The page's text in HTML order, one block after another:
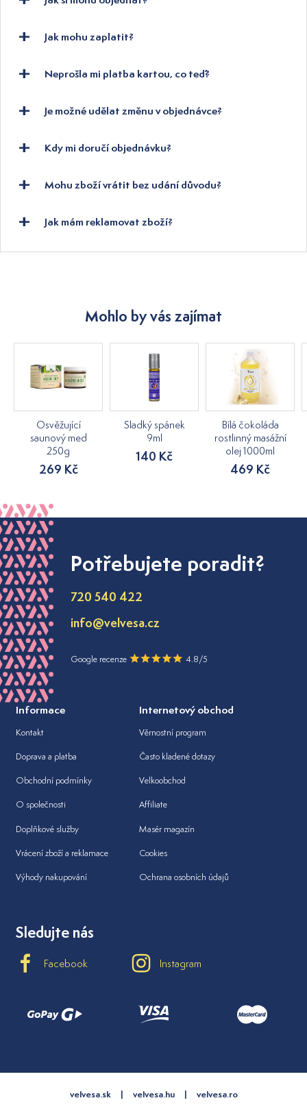
Jak mohu zaplatit?
Neprošla mi platba kartou, co teď?
Je možné udělat změnu v objednávce?
Kdy mi doručí objednávku?
Mohu zboží vrátit bez udání důvodu?
Jak mám reklamovat zboží?
Mohlo by vás zajímat
Osvěžující
saunový med
250g
269 Kč
Sladký spánek
9ml
140 Kč
Bílá čokoláda
rostlinný masážní
olej 1000ml
469 Kč
Potřebujete poradit?
720 540 422
info@velvesa.cz
Google recenze 4.8/5
Informace
Kontakt
Doprava a platba
Obchodní podmínky
O společnosti
Doplňkové služby
Vrácení zboží a reklamace
Výhody nakupování
Internetový obchod
Věrnostní program
Často kladené dotazy
Velkoobchod
Affiliate
Masér magazín
Cookies
Ochrana osobních údajů
Sledujte nás
Facebook Instagram
velvesa.sk velvesa.hu velvesa.ro